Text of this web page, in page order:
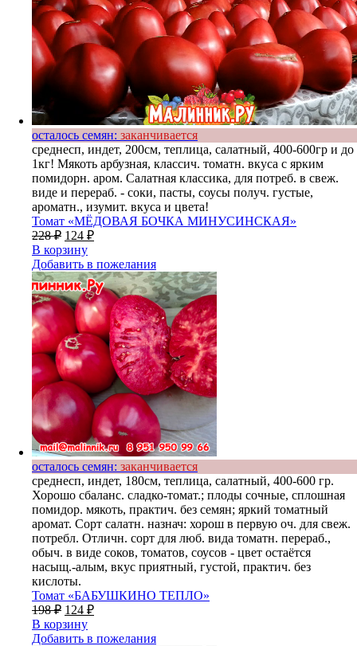
осталось семян: заканчивается
среднесп, индет, 200см, теплица, салатный, 400-600гр и до
1кг! Мякоть арбузная, классич. томатн. вкуса с ярким
помидорн. аром. Салатная классика, для потреб. в свеж.
виде и перераб. - соки, пасты, соусы получ. густые,
ароматн., изумит. вкуса и цвета!
Томат «МЁДОВАЯ БОЧКА МИНУСИНСКАЯ»
228₽ 124 ₽
В корзину
Добавить в пожелания
осталось семян: заканчивается
среднесп, индет, 180см, теплица, салатный, 400-600 гр.
Хорошо сбаланс. сладко-томат.; плоды сочные, сплошная
помидор. мякоть, практич. без семян; яркий томатный
аромат. Сорт салатн. назнач: хорош в первую оч. для свеж.
потребл. Отличн. сорт для люб. вида томатн. перераб.,
обыч. в виде соков, томатов, соусов - цвет остаётся
насыщ.-алым, вкус приятный, густой, практич. без
кислоты.
Томат «БАБУШКИНО ТЕПЛО»
198₽ 124 ₽
В корзину
Добавить в пожелания